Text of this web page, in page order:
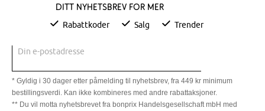
Ditt nyhetsbrev for mer
Rabattkoder Salg Trender
Din e-postadresse
* Gyldig i 30 dager etter påmelding til nyhetsbrev, fra 449 kr minimum
bestillingsverdi. Kan ikke kombineres med andre rabattaksjoner.
** Du vil motta nyhetsbrevet fra bonprix Handelsgesellschaft mbH med